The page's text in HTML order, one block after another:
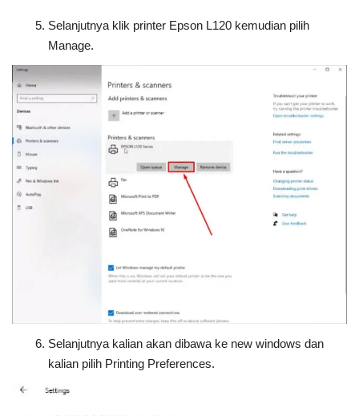
Selanjutnya klik printer Epson L120 kemudian pilih
Manage.
Selanjutnya kalian akan dibawa ke new windows dan
kalian pilih Printing Preferences.